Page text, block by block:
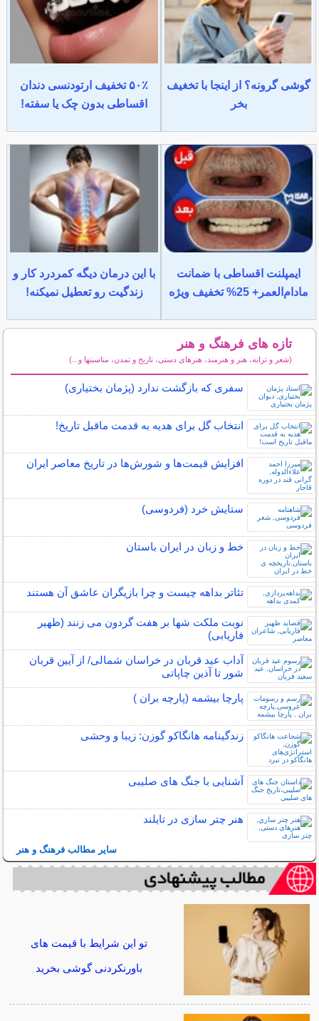
گوشی گرونه؟ از اینجا با تخغیف
بخر
۵۰٪ تخفیف ارتودنسی دندان
اقساطی بدون چک یا سفته!
ایمپلنت اقساطی با ضمانت
مادام‌العمر+ 25% تخفیف ویژه
با این درمان دیگه کمردرد کار و
زندگیت رو تعطیل نمیکنه!
تازه های فرهنگ و هنر
(شعر و ترانه، هنر و هنرمند، هنرهای دستی، تاریخ و تمدن، مناسبتها و...)
سفری که بازگشت ندارد (پژمان بختیاری)
انتخاب گل برای هدیه به قدمت ماقبل تاریخ!
افزایش قیمت‌ها و شورش‌ها در تاریخ معاصر ایران
ستایش خرد (فردوسی)
خط و زبان در ایران باستان
تئاتر بداهه چیست و چرا بازیگران عاشق آن هستند
نوبت ملکت شها بر هفت گردون می زنند (ظهیر
فاریابی)
آداب عید قربان در خراسان شمالی/ از آیین قربان
شور تا آذین چاپاتی
پارچا بیشمه (پارچه بران )
زندگینامه هانگاکو گوزن: زیبا و وحشی
آشنایی با جنگ های صلیبی
هنر چتر سازی در تايلند
سایر مطالب فرهنگ و هنر
تو این شرایط با قیمت های
باورنکردنی گوشی بخرید